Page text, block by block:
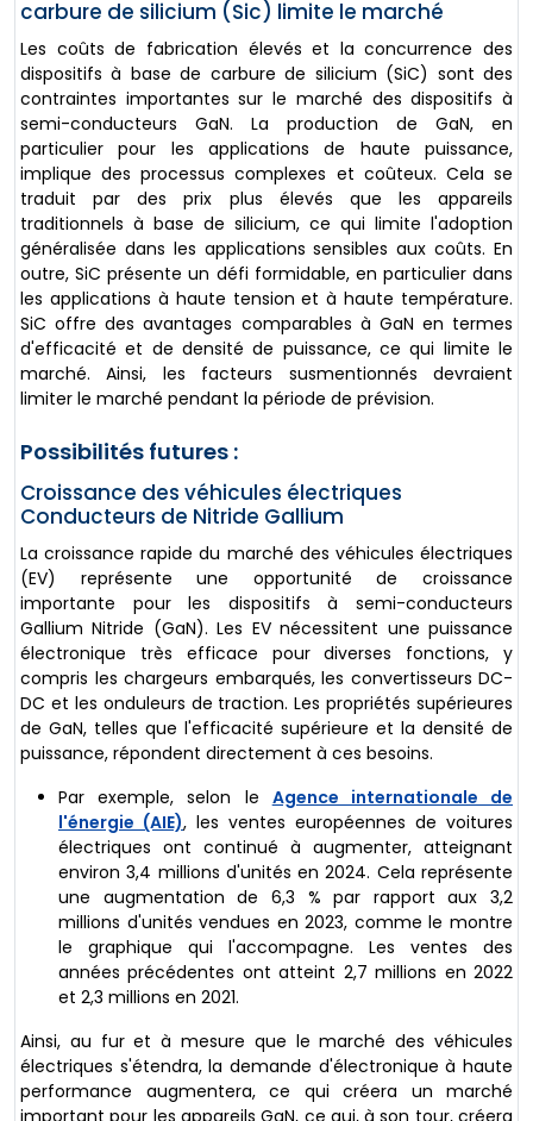
carbure de silicium (Sic) limite le marché
Les coûts de fabrication élevés et la concurrence des
dispositifs à base de carbure de silicium (SiC) sont des
contraintes importantes sur le marché des dispositifs à
semi-conducteurs GaN. La production de GaN, en
particulier pour les applications de haute puissance,
implique des processus complexes et coûteux. Cela se
traduit par des prix plus élevés que les appareils
traditionnels à base de silicium, ce qui limite l'adoption
généralisée dans les applications sensibles aux coûts. En
outre, SiC présente un défi formidable, en particulier dans
les applications à haute tension et à haute température.
SiC offre des avantages comparables à GaN en termes
d'efficacité et de densité de puissance, ce qui limite le
marché. Ainsi, les facteurs susmentionnés devraient
limiter le marché pendant la période de prévision.
Possibilités futures :
Croissance des véhicules électriques
Conducteurs de Nitride Gallium
La croissance rapide du marché des véhicules électriques
(EV) représente une opportunité de croissance
importante pour les dispositifs à semi-conducteurs
Gallium Nitride (GaN). Les EV nécessitent une puissance
électronique très efficace pour diverses fonctions, y
compris les chargeurs embarqués, les convertisseurs DC-
DC et les onduleurs de traction. Les propriétés supérieures
de GaN, telles que l'efficacité supérieure et la densité de
puissance, répondent directement à ces besoins.
Par exemple, selon le Agence internationale de
l'énergie (AIE), les ventes européennes de voitures
électriques ont continué à augmenter, atteignant
environ 3,4 millions d'unités en 2024. Cela représente
une augmentation de 6,3 % par rapport aux 3,2
millions d'unités vendues en 2023, comme le montre
le graphique qui l'accompagne. Les ventes des
années précédentes ont atteint 2,7 millions en 2022
et 2,3 millions en 2021.
Ainsi, au fur et à mesure que le marché des véhicules
électriques s'étendra, la demande d'électronique à haute
performance augmentera, ce qui créera un marché
important pour les appareils GaN, ce qui, à son tour, créera